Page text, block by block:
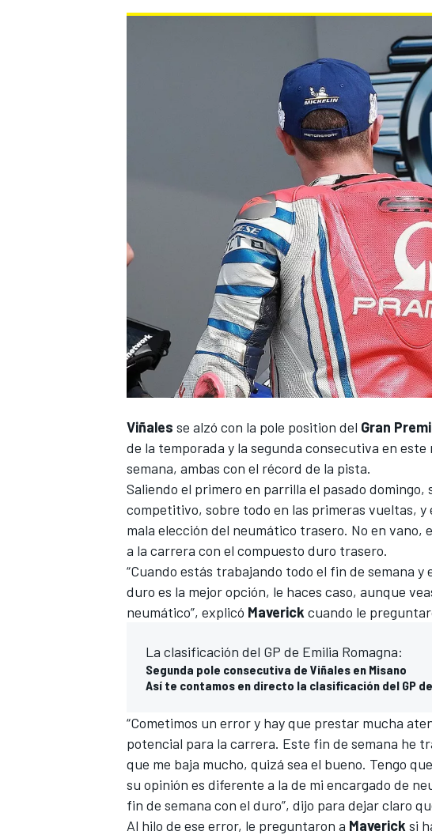
Viñales se alzó con la pole position del Gran
de la temporada y la segunda consecutiva en
semana, ambas con el récord de la pista.
Saliendo el primero en parrilla el pasado
competitivo, sobre todo en las primeras vueltas, y
mala elección del neumático trasero. No en vano,
a la carrera con el compuesto duro trasero.
“Cuando estás trabajando todo el fin de semana
duro es la mejor opción, le haces caso, aunque
neumático”, explicó Maverick cuando le
La clasificación del GP de Emilia Romagna:
Segunda pole consecutiva de Viñales en Misano
Así te contamos en directo la clasificación del GP
“Cometimos un error y hay que prestar mucha
potencial para la carrera. Este fin de semana he
que me baja mucho, quizá sea el bueno. Tengo
su opinión es diferente a la de mi encargado de
fin de semana con el duro”, dijo para dejar claro
Al hilo de ese error, le preguntaron a Maverick si